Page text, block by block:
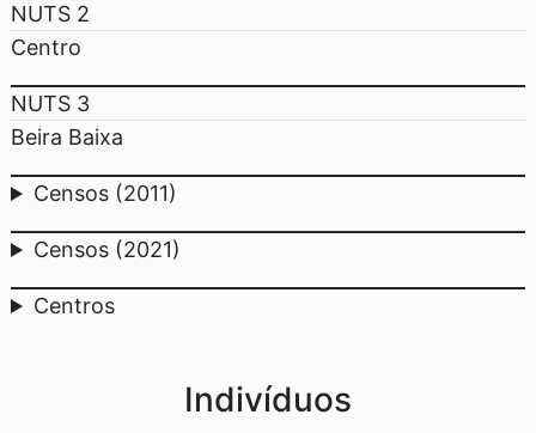
NUTS 2
Centro
NUTS 3
Beira Baixa
Censos (2011)
Censos (2021)
Centros
Indivíduos